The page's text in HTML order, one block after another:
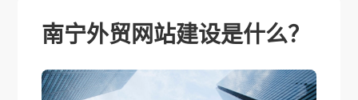
南宁外贸网站建设是什么？